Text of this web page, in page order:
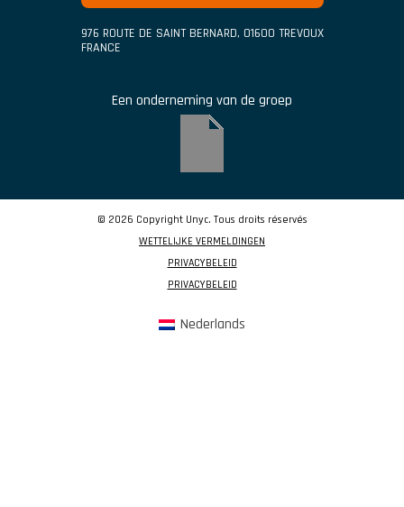
976 ROUTE DE SAINT BERNARD, 01600 TREVOUX
FRANCE
Een onderneming van de groep
© 2026 Copyright Unyc. Tous droits réservés
WETTELIJKE VERMELDINGEN
PRIVACYBELEID
PRIVACYBELEID
Nederlands